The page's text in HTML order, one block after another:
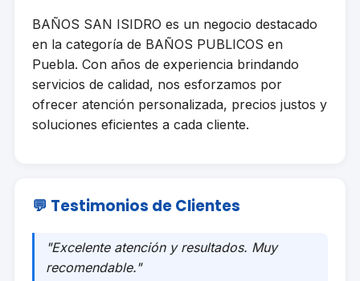
BAÑOS SAN ISIDRO es un negocio destacado
en la categoría de BAÑOS PUBLICOS en
Puebla. Con años de experiencia brindando
servicios de calidad, nos esforzamos por
ofrecer atención personalizada, precios justos y
soluciones eficientes a cada cliente.
💬 Testimonios de Clientes
"Excelente atención y resultados. Muy
recomendable."